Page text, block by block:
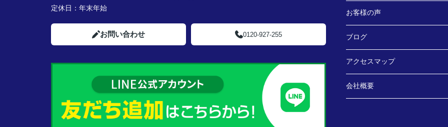
定休日： 年末年始
お問い合わせ 0120-927-255
お客様の声
ブログ
アクセスマップ
会社概要